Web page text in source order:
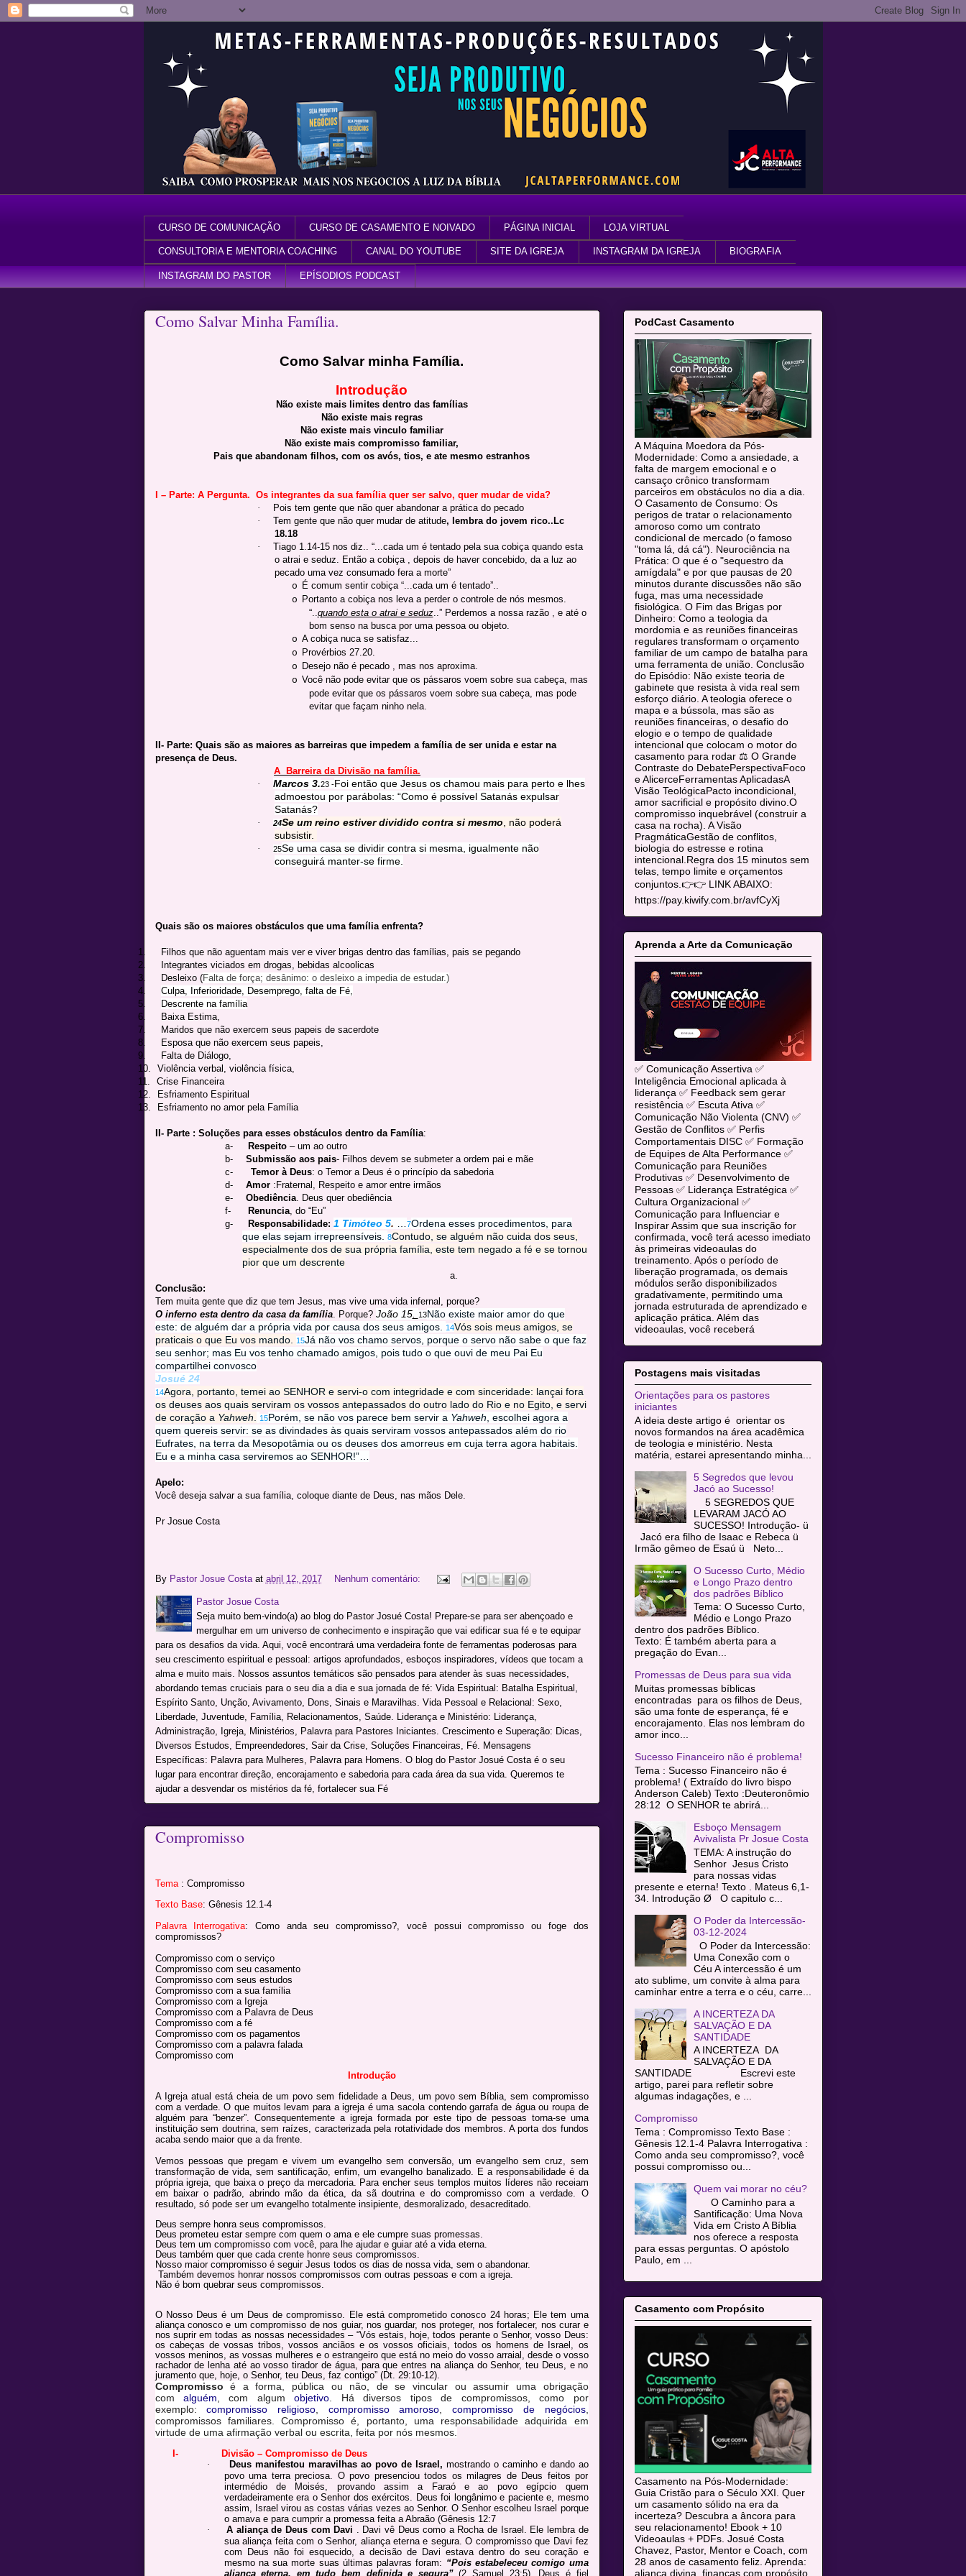
CURSO DE COMUNICAÇÃO CURSO DE CASAMENTO E NOIVADO PÁGINA INICIAL LOJA VIRTUAL
CONSULTORIA E MENTORIA COACHING CANAL DO YOUTUBE SITE DA IGREJA INSTAGRAM DA IGREJA BIOGRAFIA
INSTAGRAM DO PASTOR EPÍSODIOS PODCAST
Como Salvar Minha Família.
Como Salvar minha Família.
Introdução
Não existe mais limites dentro das famílias
Não existe mais regras
Não existe mais vinculo familiar
Não existe mais compromisso familiar,
Pais que abandonam filhos, com os avós, tios, e ate mesmo estranhos
I – Parte: A Pergunta. Os integrantes da sua família quer ser salvo, quer mudar de vida?
·
Pois tem gente que não quer abandonar a prática do pecado
·
Tem gente que não quer mudar de atitude, lembra do jovem rico..Lc
18.18
·
Tiago 1.14-15 nos diz.. “...cada um é tentado pela sua cobiça quando esta
o atrai e seduz. Então a cobiça , depois de haver concebido, da a luz ao
pecado uma vez consumado fera a morte”
o É comum sentir cobiça “...cada um é tentado”..
o Portanto a cobiça nos leva a perder o controle de nós mesmos.
“.. quando esta o atrai e seduz..” Perdemos a nossa razão , e até o
bom senso na busca por uma pessoa ou objeto.
o A cobiça nuca se satisfaz...
o Provérbios 27.20.
o Desejo não é pecado , mas nos aproxima.
o Você não pode evitar que os pássaros voem sobre sua cabeça, mas
pode evitar que os pássaros voem sobre sua cabeça, mas pode
evitar que façam ninho nela.
II- Parte: Quais são as maiores as barreiras que impedem a família de ser unida e estar na
presença de Deus.
A Barreira da Divisão na família.
·
Marcos 3.23-Foi então que Jesus os chamou mais para perto e lhes
admoestou por parábolas: “Como é possível Satanás expulsar
Satanás?
· 24Se um reino estiver dividido contra si mesmo , não poderá
subsistir.
· 25Se uma casa se dividir contra si mesma, igualmente não
conseguirá manter-se firme.
Quais são os maiores obstáculos que uma família enfrenta?
1.
Filhos que não aguentam mais ver e viver brigas dentro das famílias, pais se pegando
2.
Integrantes viciados em drogas, bebidas alcoolicas
3.
Desleixo (Falta de força; desânimo: o desleixo a impedia de estudar.)
4.
Culpa, Inferioridade, Desemprego, falta de Fé,
5.
Descrente na família
6.
Baixa Estima,
7.
Maridos que não exercem seus papeis de sacerdote
8.
Esposa que não exercem seus papeis,
9.
Falta de Diálogo,
10.
Violência verbal, violência física,
11.
Crise Financeira
12.
Esfriamento Espiritual
13.
Esfriamento no amor pela Família
II- Parte : Soluções para esses obstáculos dentro da Família:
a-
Respeito– um ao outro
b-
Submissão aos pais- Filhos devem se submeter a ordem pai e mãe
c-
Temor à Deus: o Temor a Deus é o princípio da sabedoria
d-
Amor :Fraternal, Respeito e amor entre irmãos
e-
Obediência . Deus quer obediência
f-
Renuncia , do “Eu”
g-
Responsabilidade: 1 Timóteo 5. …7Ordena esses procedimentos, para
que elas sejam irrepreensíveis.
8Contudo, se alguém não cuida dos seus,
especialmente dos de sua própria família, este tem negado a fé e se tornou
pior que um descrente
a.
Conclusão:
Tem muita gente que diz que tem Jesus, mas vive uma vida infernal, porque?
O inferno esta dentro da casa da família. Porque? João 15. 13Não existe maior amor do que
este: de alguém dar a própria vida por causa dos seus amigos.
14Vós sois meus amigos, se
praticais o que Eu vos mando.
15Já não vos chamo servos, porque o servo não sabe o que faz
seu senhor; mas Eu vos tenho chamado amigos, pois tudo o que ouvi de meu Pai Eu
compartilhei convosco
Josué 24
14Agora, portanto, temei ao SENHOR e servi-o com integridade e com sinceridade: lançai fora
os deuses aos quais serviram os vossos antepassados do outro lado do Rio e no Egito, e servi
de coração a Yahweh 15Porém, se não vos parece bem servir a Yahweh , escolhei agora a
quem quereis servir: se as divindades às quais serviram vossos antepassados além do rio
Eufrates, na terra da Mesopotâmia ou os deuses dos amorreus em cuja terra agora habitais.
Eu e a minha casa serviremos ao SENHOR!”…
Apelo:
Você deseja salvar a sua família, coloque diante de Deus, nas mãos Dele.
Pr Josue Costa
By Pastor Josue Costa at abril 12, 2017 Nenhum comentário:
Pastor Josue Costa
Seja muito bem-vindo(a) ao blog do Pastor Josué Costa! Prepare-se para ser abençoado e
mergulhar em um universo de conhecimento e inspiração que vai edificar sua fé e te equipar
para os desafios da vida. Aqui, você encontrará uma verdadeira fonte de ferramentas poderosas para
seu crescimento espiritual e pessoal: artigos aprofundados, esboços inspiradores, vídeos que tocam a
alma e muito mais. Nossos assuntos temáticos são pensados para atender às suas necessidades,
abordando temas cruciais para o seu dia a dia e sua jornada de fé: Vida Espiritual: Batalha Espiritual,
Espírito Santo, Unção, Avivamento, Dons, Sinais e Maravilhas. Vida Pessoal e Relacional: Sexo,
Liberdade, Juventude, Família, Relacionamentos, Saúde. Liderança e Ministério: Liderança,
Administração, Igreja, Ministérios, Palavra para Pastores Iniciantes. Crescimento e Superação: Dicas,
Diversos Estudos, Empreendedores, Sair da Crise, Soluções Financeiras, Fé. Mensagens
Específicas: Palavra para Mulheres, Palavra para Homens. O blog do Pastor Josué Costa é o seu
lugar para encontrar direção, encorajamento e sabedoria para cada área da sua vida. Queremos te
ajudar a desvendar os mistérios da fé, fortalecer sua Fé
Compromisso
Tema: Compromisso
Texto Base: Gênesis 12.1-4
Palavra Interrogativa: Como anda seu compromisso?, você possui compromisso ou foge dos
compromissos?
Compromisso com o serviço
Compromisso com seu casamento
Compromisso com seus estudos
Compromisso com a sua família
Compromisso com a Igreja
Compromisso com a Palavra de Deus
Compromisso com a fé
Compromisso com os pagamentos
Compromisso com a palavra falada
Compromisso com
Introdução
A Igreja atual está cheia de um povo sem fidelidade a Deus, um povo sem Bíblia, sem compromisso
com a verdade. O que muitos levam para a igreja é uma sacola contendo garrafa de água ou roupa de
alguém para “benzer”. Consequentemente a igreja formada por este tipo de pessoas torna-se uma
instituição sem doutrina, sem raízes, caracterizada pela rotatividade dos membros. A porta dos fundos
acaba sendo maior que a da frente.
Vemos pessoas que pregam e vivem um evangelho sem conversão, um evangelho sem cruz, sem
transformação de vida, sem santificação, enfim, um evangelho banalizado. E a responsabilidade é da
própria igreja, que baixa o preço da mercadoria. Para encher seus templos muitos líderes não receiam
em baixar o padrão, abrindo mão da ética, da sã doutrina e do compromisso com a verdade. O
resultado, só pode ser um evangelho totalmente insipiente, desmoralizado, desacreditado.
Deus sempre honra seus compromissos.
Deus prometeu estar sempre com quem o ama e ele cumpre suas promessas.
Deus tem um compromisso com você, para lhe ajudar e guiar até a vida eterna.
Deus também quer que cada crente honre seus compromissos.
Nosso maior compromisso é seguir Jesus todos os dias de nossa vida, sem o abandonar.
Também devemos honrar nossos compromissos com outras pessoas e com a igreja.
Não é bom quebrar seus compromissos.
O Nosso Deus é um Deus de compromisso. Ele está comprometido conosco 24 horas; Ele tem uma
aliança conosco e um compromisso de nos guiar, nos guardar, nos proteger, nos fortalecer, nos curar e
nos suprir em todas as nossas necessidades – “Vós estais, hoje, todos perante o Senhor, vosso Deus:
os cabeças de vossas tribos, vossos anciãos e os vossos oficiais, todos os homens de Israel, os
vossos meninos, as vossas mulheres e o estrangeiro que está no meio do vosso arraial, desde o vosso
rachador de lenha até ao vosso tirador de água, para que entres na aliança do Senhor, teu Deus, e no
juramento que, hoje, o Senhor, teu Deus, faz contigo” (Dt. 29:10-12).
Compromisso
é a forma, pública ou não, de se vincular ou assumir uma obrigação
com
alguém , com algum objetivo . Há diversos tipos de compromissos, como por
exemplo:
compromisso religioso, compromisso amoroso compromisso de negócios,
compromissos familiares. Compromisso é, portanto, uma responsabilidade adquirida em
virtude de uma afirmação verbal ou escrita, feita por nós mesmos.
I-
Divisão – Compromisso de Deus
·
Deus manifestou maravilhas ao povo de Israel, mostrando o caminho e dando ao
povo uma terra preciosa. O povo presenciou todos os milagres de Deus feitos por
intermédio de Moisés, provando assim a Faraó e ao povo egípcio quem
verdadeiramente era o Senhor dos exércitos. Deus foi longânimo e paciente e, mesmo
assim, Israel virou as costas várias vezes ao Senhor. O Senhor escolheu Israel porque
o amava e para cumprir a promessa feita a Abraão (Gênesis 12:7
·
A aliança de Deus com Davi
Davi vê Deus como a Rocha de Israel. Ele lembra de
sua aliança feita com o Senhor, aliança eterna e segura. O compromisso que Davi fez
com Deus não foi esquecido, a decisão de Davi estava dentro do seu coração e
mesmo na sua morte suas últimas palavras foram: “Pois estabeleceu comigo uma
aliança eterna, em tudo bem definida e segura”(2 Samuel 23:5). Deus é fiel
PodCast Casamento
A Máquina Moedora da Pós-
Modernidade: Como a ansiedade, a
falta de margem emocional e o
cansaço crônico transformam
parceiros em obstáculos no dia a dia.
O Casamento de Consumo: Os
perigos de tratar o relacionamento
amoroso como um contrato
condicional de mercado (o famoso
"toma lá, dá cá"). Neurociência na
Prática: O que é o "sequestro da
amígdala" e por que pausas de 20
minutos durante discussões não são
fuga, mas uma necessidade
fisiológica. O Fim das Brigas por
Dinheiro: Como a teologia da
mordomia e as reuniões financeiras
regulares transformam o orçamento
familiar de um campo de batalha para
uma ferramenta de união. Conclusão
do Episódio: Não existe teoria de
gabinete que resista à vida real sem
esforço diário. A teologia oferece o
mapa e a bússola, mas são as
reuniões financeiras, o desafio do
elogio e o tempo de qualidade
intencional que colocam o motor do
casamento para rodar ⚖️ O Grande
Contraste do DebatePerspectivaFoco
e AlicerceFerramentas AplicadasA
Visão TeológicaPacto incondicional,
amor sacrificial e propósito divino.O
compromisso inquebrável (construir a
casa na rocha). A Visão
PragmáticaGestão de conflitos,
biologia do estresse e rotina
intencional.Regra dos 15 minutos sem
telas, tempo limite e orçamentos
conjuntos.👉👉 LINK ABAIXO:
https://pay.kiwify.com.br/avfCyXj
Aprenda a Arte da Comunicação
✅ Comunicação Assertiva ✅
Inteligência Emocional aplicada à
liderança ✅ Feedback sem gerar
resistência ✅ Escuta Ativa ✅
Comunicação Não Violenta (CNV) ✅
Gestão de Conflitos ✅ Perfis
Comportamentais DISC ✅ Formação
de Equipes de Alta Performance ✅
Comunicação para Reuniões
Produtivas ✅ Desenvolvimento de
Pessoas ✅ Liderança Estratégica ✅
Cultura Organizacional ✅
Comunicação para Influenciar e
Inspirar Assim que sua inscrição for
confirmada, você terá acesso imediato
às primeiras videoaulas do
treinamento. Após o período de
liberação programada, os demais
módulos serão disponibilizados
gradativamente, permitindo uma
jornada estruturada de aprendizado e
aplicação prática. Além das
videoaulas, você receberá
Postagens mais visitadas
Orientações para os pastores
iniciantes
A ideia deste artigo é orientar os
novos formandos na área acadêmica
de teologia e ministério. Nesta
matéria, estarei apresentando minha...
5 Segredos que levou
Jacó ao Sucesso!
5 SEGREDOS QUE
LEVARAM JACÓ AO
SUCESSO! Introdução- ü
Jacó era filho de Isaac e Rebeca ü
Irmão gêmeo de Esaú ü Neto...
O Sucesso Curto, Médio
e Longo Prazo dentro
dos padrões Bíblico
Tema: O Sucesso Curto,
Médio e Longo Prazo
dentro dos padrões Bíblico.
Texto: É também aberta para a
pregação do Evan...
Promessas de Deus para sua vida
Muitas promessas bíblicas
encontradas para os filhos de Deus,
são uma fonte de esperança, fé e
encorajamento. Elas nos lembram do
amor inco...
Sucesso Financeiro não é problema!
Tema : Sucesso Financeiro não é
problema! ( Extraído do livro bispo
Anderson Caleb) Texto :Deuteronômio
28:12 O SENHOR te abrirá...
Esboço Mensagem
Avivalista Pr Josue Costa
TEMA: A instrução do
Senhor Jesus Cristo
para nossas vidas
presente e eterna! Texto . Mateus 6,1-
34. Introdução Ø O capitulo c...
O Poder da Intercessão-
03-12-2024
O Poder da Intercessão:
Uma Conexão com o
Céu A intercessão é um
ato sublime, um convite à alma para
caminhar entre a terra e o céu, carre...
A INCERTEZA DA
SALVAÇÃO E DA
SANTIDADE
A INCERTEZA DA
SALVAÇÃO E DA
SANTIDADE Escrevi este
artigo, parei para refletir sobre
algumas indagações, e ...
Compromisso
Tema : Compromisso Texto Base :
Gênesis 12.1-4 Palavra Interrogativa :
Como anda seu compromisso?, você
possui compromisso ou...
Quem vai morar no céu?
O Caminho para a
Santificação: Uma Nova
Vida em Cristo A Bíblia
nos oferece a resposta
para essas perguntas. O apóstolo
Paulo, em ...
Casamento com Propósito
Casamento na Pós-Modernidade:
Guia Cristão para o Século XXI. Quer
um casamento sólido na era da
incerteza? Descubra a âncora para
seu relacionamento! Ebook + 10
Videoaulas + PDFs. Josué Costa
Chavez, Pastor, Mentor e Coach, com
28 anos de casamento feliz. Aprenda:
aliança divina, finanças com propósito,